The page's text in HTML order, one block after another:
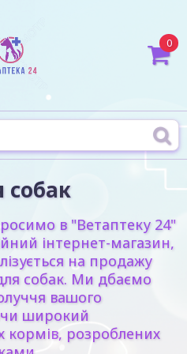
0
собак
в "Ветаптеку 24"
інтернет-магазин,
на продажу
собак. Ми дбаємо
вашого
широкий
розроблених